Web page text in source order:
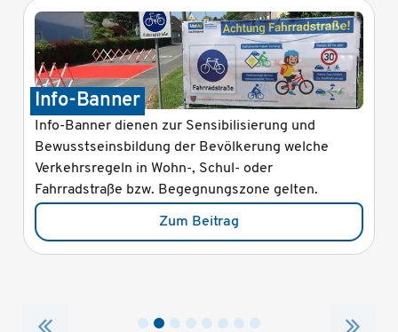
Info-Banner
Info-Banner dienen zur Sensibilisierung und
Bewusstseinsbildung der Bevölkerung welche
Verkehrsregeln in Wohn-, Schul- oder
Fahrradstraße bzw. Begegnungszone gelten.
Zum Beitrag